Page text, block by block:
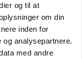
og til at
om din
inden for
og analysepartnere.
med andre